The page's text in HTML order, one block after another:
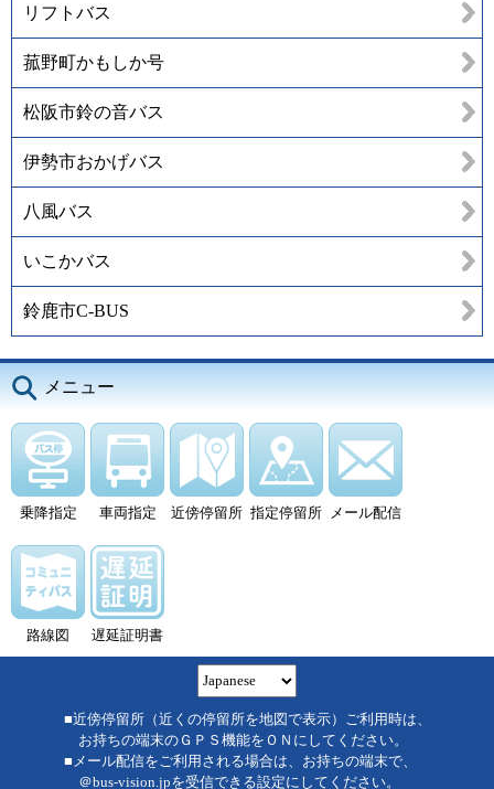
リフトバス
菰野町かもしか号
松阪市鈴の音バス
伊勢市おかげバス
八風バス
いこかバス
鈴鹿市C-BUS
メニュー
乗降指定 車両指定 近傍停留所 指定停留所 メール配信
路線図 遅延証明書
■近傍停留所（近くの停留所を地図で表示）ご利用時は、
お持ちの端末のＧＰＳ機能をＯＮにしてください。
■メール配信をご利用される場合は、お持ちの端末で、
＠bus-vision.jpを受信できる設定にしてください。